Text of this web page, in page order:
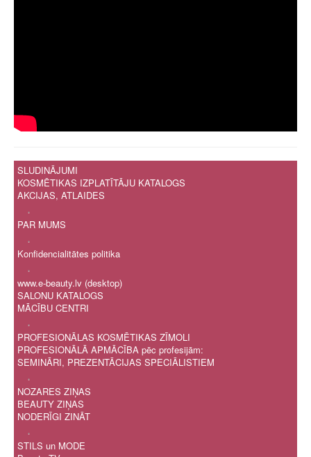
SLUDINĀJUMI
KOSMĒTIKAS IZPLATĪTĀJU KATALOGS
AKCIJAS, ATLAIDES
.
PAR MUMS
.
Konfidencialitātes politika
.
www.e-beauty.lv (desktop)
SALONU KATALOGS
MĀCĪBU CENTRI
.
PROFESIONĀLAS KOSMĒTIKAS ZĪMOLI
PROFESIONĀLĀ APMĀCĪBA pēc profesijām:
SEMINĀRI, PREZENTĀCIJAS SPECIĀLISTIEM
.
NOZARES ZIŅAS
BEAUTY ZIŅAS
NODERĪGI ZINĀT
.
STILS un MODE